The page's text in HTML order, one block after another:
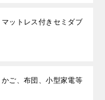
マットレス付きセミダブ
ご、布団、小型家電等